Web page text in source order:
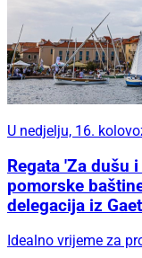
U nedjelju, 16.
Regata 'Za dušu
pomorske
delegacija iz
Idealno vrijeme za